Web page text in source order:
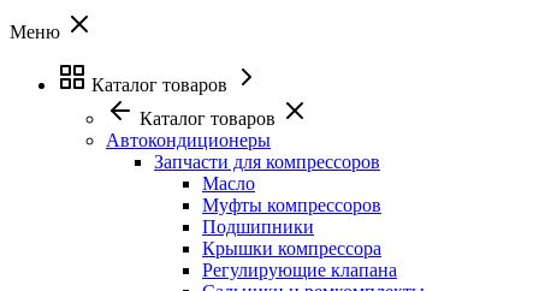
Меню
Каталог товаров
Каталог товаров
Автокондиционеры
Запчасти для компрессоров
Масло
Муфты компрессоров
Подшипники
Крышки компрессора
Регулирующие клапана